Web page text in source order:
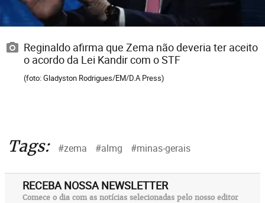
Reginaldo afirma que Zema não deveria ter aceito
o acordo da Lei Kandir com o STF
(foto: Gladyston Rodrigues/EM/D.A Press)
Tags: #zema #almg #minas-gerais
RECEBA NOSSA NEWSLETTER
Comece o dia com as notícias selecionadas pelo nosso editor